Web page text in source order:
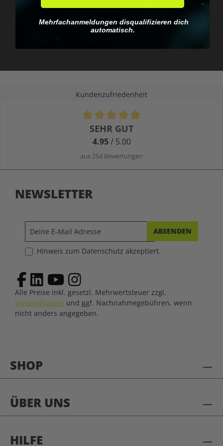
Keine EU-Zollfalle
Du zahlst, was du siehst.
Kundenzufriedenheit
Durchschnittliche Bewertung von 4.9 von 5 Sternen
SEHR GUT
4.95/ 5.00
aus 254 Bewertungen
SHOP
ÜBER UNS
HILFE
NEWSLETTER
ABSENDEN
Hinweis zum Datenschutz akzeptiert.
Alle Preise inkl. gesetzl. Mehrwertsteuer zzgl.
Versandkosten und ggf. Nachnahmegebühren, wenn
nicht anders angegeben.
Mehrfachanmeldungen disqualifizieren dich
automatisch.